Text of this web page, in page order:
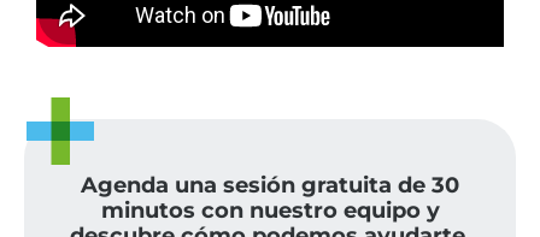
Agenda una sesión gratuita de 30
minutos con nuestro equipo y